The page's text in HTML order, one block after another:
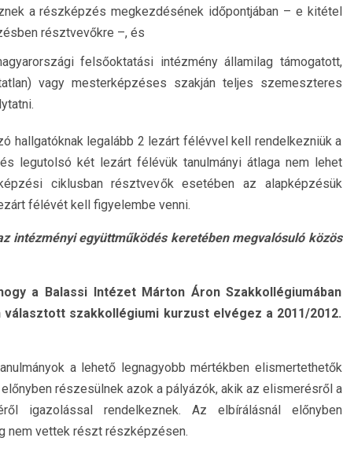
a részképzés megkezdésének időpontjában – e kitétel
résztvevőkre –, és
felsőoktatási intézmény államilag támogatott,
vagy mesterképzéses szakján teljes szemeszteres
hallgatóknak legalább 2 lezárt félévvel kell rendelkezniük a
legutolsó két lezárt félévük tanulmányi átlaga nem lehet
ciklusban résztvevők esetében az alapképzésük
félévét kell figyelembe venni.
intézményi együttműködés keretében megvalósuló közös
a Balassi Intézet Márton Áron Szakkollégiumában
szakkollégiumi kurzust elvégez a 2011/2012.
a lehető legnagyobb mértékben elismertethetők
részesülnek azok a pályázók, akik az elismerésről a
igazolással rendelkeznek. Az elbírálásnál előnyben
nem vettek részt részképzésen.